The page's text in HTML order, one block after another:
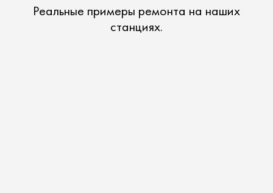
Реальные примеры ремонта на наших
станциях.